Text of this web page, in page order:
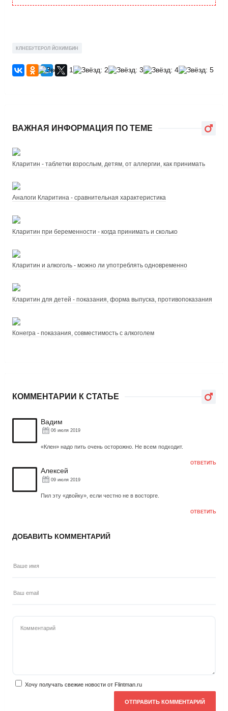
КЛНЕБУТЕРОЛ ЙОХИМБИН
ВАЖНАЯ ИНФОРМАЦИЯ ПО ТЕМЕ
Кларитин - таблетки взрослым, детям, от аллергии, как принимать
Аналоги Кларитина - сравнительная характеристика
Кларитин при беременности - когда принимать и сколько
Кларитин и алкоголь - можно ли употреблять одновременно
Кларитин для детей - показания, форма выпуска, противопоказания
Конегра - показания, совместимость с алкоголем
КОММЕНТАРИИ К СТАТЬЕ
Вадим
06 июля 2019
«Клен» надо пить очень осторожно. Не всем подходит.
ОТВЕТИТЬ
Алексей
09 июля 2019
Пил эту «двойку», если честно не в восторге.
ОТВЕТИТЬ
ДОБАВИТЬ КОММЕНТАРИЙ
Хочу получать свежие новости от Flintman.ru